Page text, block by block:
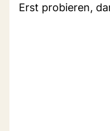
Erst probieren,